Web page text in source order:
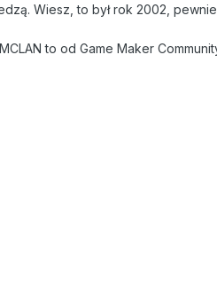
Wiesz, to był rok 2002,
to od Game Maker